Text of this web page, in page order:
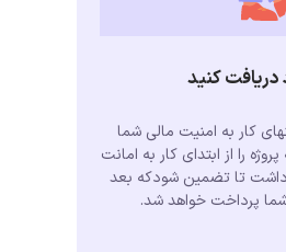
دریافت کنید
کار به امنیت مالی شما
را از ابتدای کار به امانت
تا تضمین شودکه بعد
پرداخت خواهد شد.